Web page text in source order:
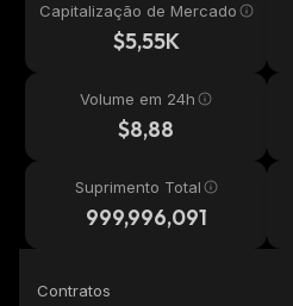
Capitalização de Mercado
$5,55K
Volume em 24h
$8,88
Suprimento Total
999,996,091
Contratos